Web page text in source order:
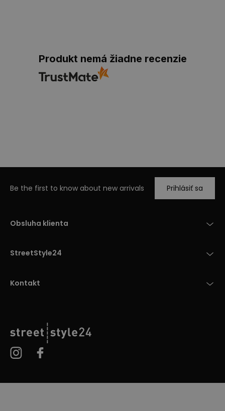
Produkt nemá žiadne recenzie
Be the first to know about new arrivals Prihlásiť sa
Obsluha klienta
StreetStyle24
Kontakt